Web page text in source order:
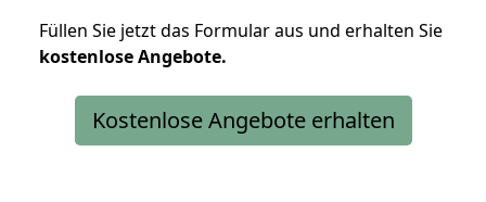
Füllen Sie jetzt das Formular aus und erhalten Sie
kostenloseAngebote.
Kostenlose Angebote erhalten